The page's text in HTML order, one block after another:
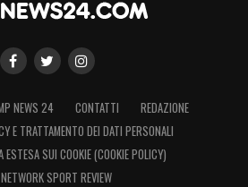
NEWS 24 CONTATTI
REDAZIONE
E TRATTAMENTO DEI DATI PERSONALI
ESTESA SUI COOKIE (COOKIE POLICY)
NETWORK SPORT REVIEW